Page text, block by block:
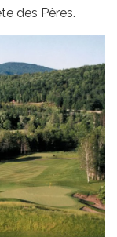
des Pères.